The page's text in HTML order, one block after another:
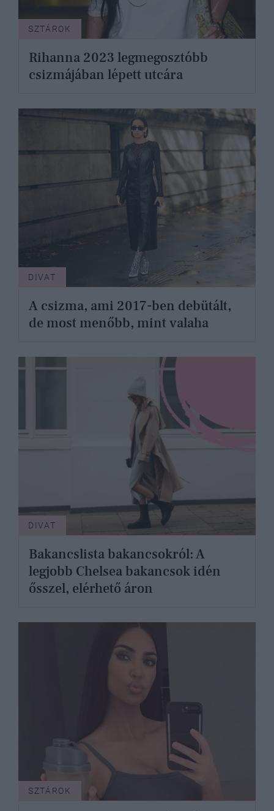
SZTÁROK
Rihanna 2023 legmegosztóbb
csizmájában lépett utcára
DIVAT
A csizma, ami 2017-ben debütált,
de most menőbb, mint valaha
DIVAT
Bakancslista bakancsokról: A
legjobb Chelsea bakancsok idén
ősszel, elérhető áron
SZTÁROK